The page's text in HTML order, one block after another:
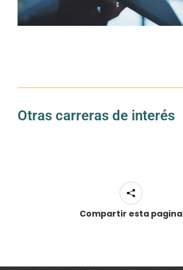
Otras carreras de interés
Compartir esta pagina